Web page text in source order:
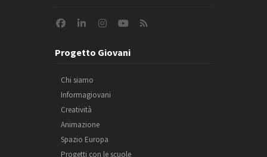
Progetto Giovani
Chi siamo
Informagiovani
Creatività
Animazione
Spazio Europa
Progetti con le scuole